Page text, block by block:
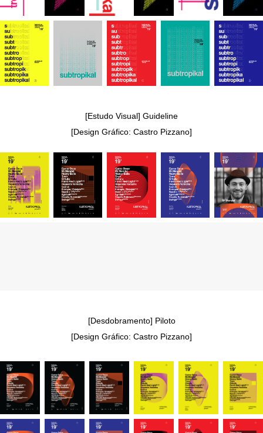
[Estudo Visual] Guideline
[Design Gráfico: Castro Pizzano]
[Desdobramento] Piloto
[Design Gráfico: Castro Pizzano]